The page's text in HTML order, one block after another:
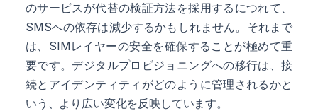
のサービスが代替の検証方法を採用するにつれて、
SMSへの依存は減少するかもしれません。それまで
は、SIMレイヤーの安全を確保することが極めて重
要です。デジタルプロビジョニングへの移行は、接
続とアイデンティティがどのように管理されるかと
いう、より広い変化を反映しています。